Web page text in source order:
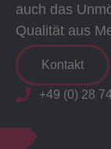
auch das
Qualität aus
Kontakt
+49 (0) 28